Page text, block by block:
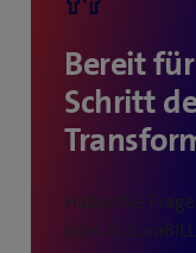
Bereit
Schritt
Haben Sie
oder zu